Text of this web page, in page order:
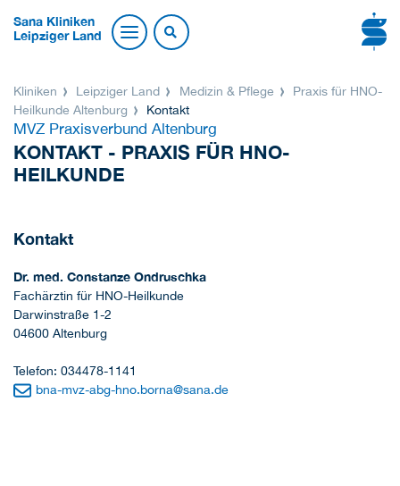
Sana Kliniken
Leipziger Land
Kliniken Leipziger Land Medizin & Pflege
Praxis für HNO-
Heilkunde Altenburg
Kontakt
MVZ Praxisverbund Altenburg
KONTAKT - PRAXIS FÜR HNO-
HEILKUNDE
Kontakt
Dr. med. Constanze Ondruschka
Fachärztin für HNO-Heilkunde
Darwinstraße 1-2
04600 Altenburg
Telefon: 034478-1141
bna-mvz-abg-hno.borna@sana.de